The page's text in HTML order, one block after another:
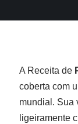
A Receita de
coberta com
mundial. Sua
ligeiramente